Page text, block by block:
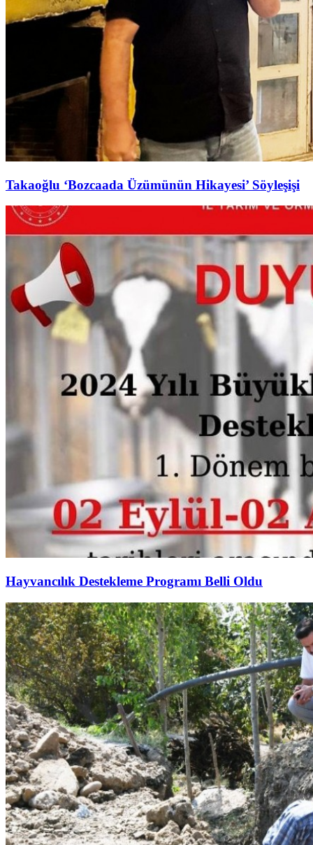
Takaoğlu ‘Bozcaada Üzümünün Hikayesi’ Söyleşişi
Hayvancılık Destekleme Programı Belli Oldu